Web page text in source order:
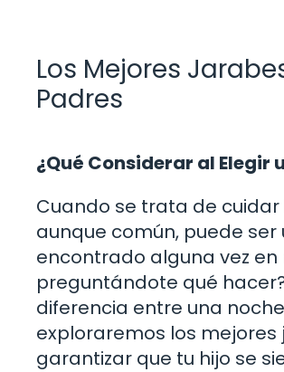
Los Mejores
Padres
¿Qué Considerar al
Cuando se trata de
aunque común, puede
encontrado alguna vez
preguntándote qué
diferencia entre una
exploraremos los
garantizar que tu hijo se